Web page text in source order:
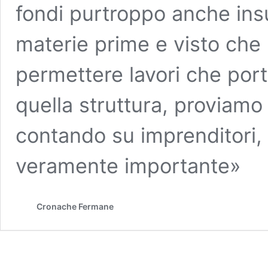
fondi purtroppo anche
materie prime e visto
permettere lavori che
quella struttura,
contando su
veramente importante»
Cronache Fermane